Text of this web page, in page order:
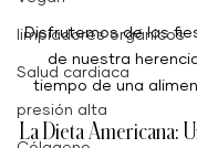
limpiadores orgánicos
Salud cardiaca
presión alta
Disfrutemos de las
de nuestra
tiempo de una
La Dieta Americana: